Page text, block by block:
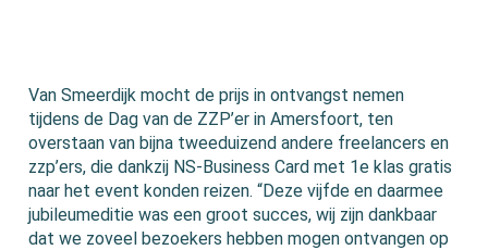
Van Smeerdijk mocht de prijs in ontvangst nemen
tijdens de Dag van de ZZP’er in Amersfoort, ten
overstaan van bijna tweeduizend andere freelancers en
zzp’ers, die dankzij NS-Business Card met 1e klas gratis
naar het event konden reizen. “Deze vijfde en daarmee
jubileumeditie was een groot succes, wij zijn dankbaar
dat we zoveel bezoekers hebben mogen ontvangen op